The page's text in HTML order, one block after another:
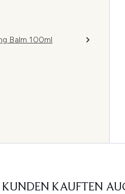
Balm 100ml
KUNDEN KAUFTEN